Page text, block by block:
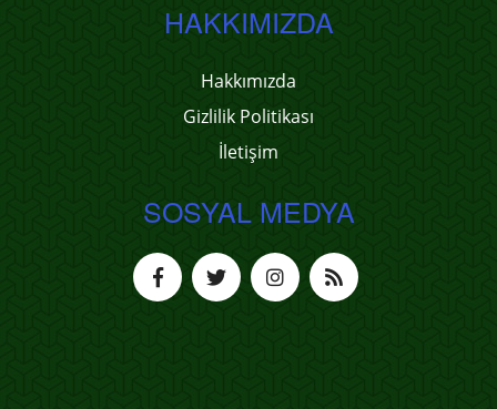
HAKKIMIZDA
Hakkımızda
Gizlilik Politikası
İletişim
SOSYAL MEDYA